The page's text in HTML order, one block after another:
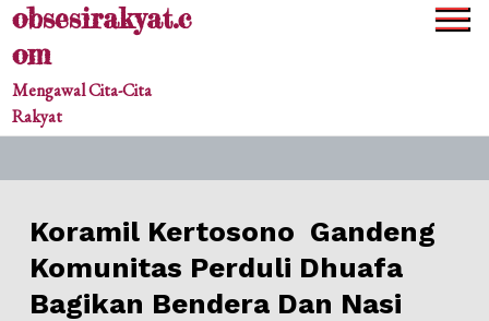
Skipobsesirakyat.c
om
Mengawal Cita-Cita
Rakyat
Koramil Kertosono Gandeng
Komunitas Perduli Dhuafa
Bagikan Bendera Dan Nasi